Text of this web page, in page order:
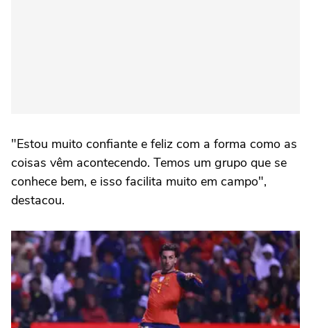
"Estou muito confiante e feliz com a forma como as
coisas vêm acontecendo. Temos um grupo que se
conhece bem, e isso facilita muito em campo",
destacou.